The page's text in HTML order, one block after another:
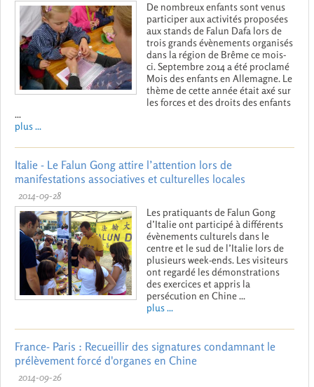
De nombreux enfants sont venus
participer aux activités proposées
aux stands de Falun Dafa lors de
trois grands évènements organisés
dans la région de Brême ce mois-
ci. Septembre 2014 a été proclamé
Mois des enfants en Allemagne. Le
thème de cette année était axé sur
les forces et des droits des enfants
...
plus ...
Italie - Le Falun Gong attire l’attention lors de
manifestations associatives et culturelles locales
2014-09-28
Les pratiquants de Falun Gong
d’Italie ont participé à différents
évènements culturels dans le
centre et le sud de l’Italie lors de
plusieurs week-ends. Les visiteurs
ont regardé les démonstrations
des exercices et appris la
persécution en Chine ...
plus ...
France- Paris : Recueillir des signatures condamnant le
prélèvement forcé d'organes en Chine
2014-09-26